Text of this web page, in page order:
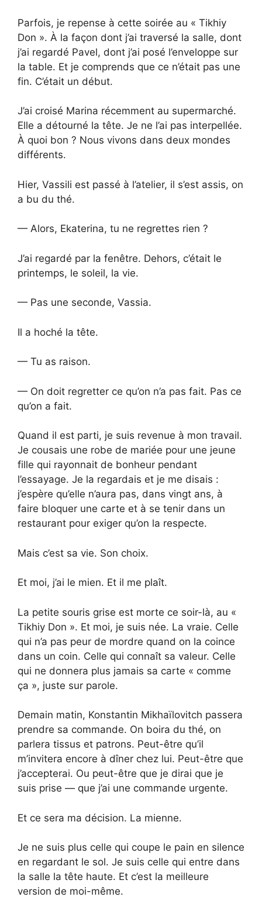
Parfois, je repense à cette soirée au « Tikhiy
Don ». À la façon dont j’ai traversé la salle, dont
j’ai regardé Pavel, dont j’ai posé l’enveloppe sur
la table. Et je comprends que ce n’était pas une
fin. C’était un début.
J’ai croisé Marina récemment au supermarché.
Elle a détourné la tête. Je ne l’ai pas interpellée.
À quoi bon ? Nous vivons dans deux mondes
différents.
Hier, Vassili est passé à l’atelier, il s’est assis, on
a bu du thé.
— Alors, Ekaterina, tu ne regrettes rien ?
J’ai regardé par la fenêtre. Dehors, c’était le
printemps, le soleil, la vie.
— Pas une seconde, Vassia.
Il a hoché la tête.
— Tu as raison.
— On doit regretter ce qu’on n’a pas fait. Pas ce
qu’on a fait.
Quand il est parti, je suis revenue à mon travail.
Je cousais une robe de mariée pour une jeune
fille qui rayonnait de bonheur pendant
l’essayage. Je la regardais et je me disais :
j’espère qu’elle n’aura pas, dans vingt ans, à
faire bloquer une carte et à se tenir dans un
restaurant pour exiger qu’on la respecte.
Mais c’est sa vie. Son choix.
Et moi, j’ai le mien. Et il me plaît.
La petite souris grise est morte ce soir-là, au «
Tikhiy Don ». Et moi, je suis née. La vraie. Celle
qui n’a pas peur de mordre quand on la coince
dans un coin. Celle qui connaît sa valeur. Celle
qui ne donnera plus jamais sa carte « comme
ça », juste sur parole.
Demain matin, Konstantin Mikhaïlovitch passera
prendre sa commande. On boira du thé, on
parlera tissus et patrons. Peut-être qu’il
m’invitera encore à dîner chez lui. Peut-être que
j’accepterai. Ou peut-être que je dirai que je
suis prise — que j’ai une commande urgente.
Et ce sera ma décision. La mienne.
Je ne suis plus celle qui coupe le pain en silence
en regardant le sol. Je suis celle qui entre dans
la salle la tête haute. Et c’est la meilleure
version de moi-même.